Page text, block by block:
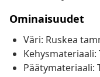
Ominaisuudet
Väri: Ruskea
Kehysmateriaali:
Päätymateriaali: